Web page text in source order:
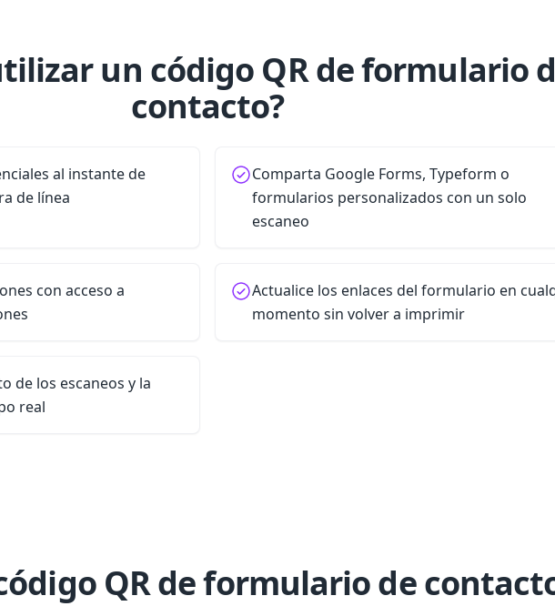
un código QR de formulario
contacto?
al instante de
de línea
Comparta Google Forms, Typeform o
formularios personalizados con un solo
escaneo
con acceso a
Actualice los enlaces del formulario en
momento sin volver a imprimir
de los escaneos y la
real
QR de formulario de